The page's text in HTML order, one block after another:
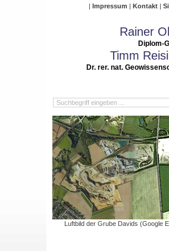
Impressum Kontakt
Rainer
Diplom-
Timm
Dr. rer. nat.
Luftbild der Grube Davids (Google